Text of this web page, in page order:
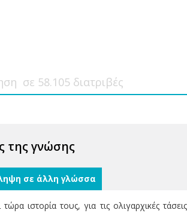
της γνώσης
σε άλλη γλώσσα
τώρα ιστορία τους, για τις ολιγαρχικές